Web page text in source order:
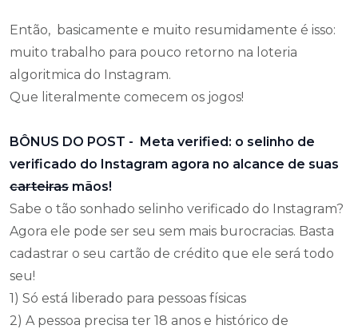
Então, basicamente e muito resumidamente é isso:
muito trabalho para pouco retorno na loteria
algoritmica do Instagram.
Que literalmente comecem os jogos!
BÔNUS DO POST - Meta verified: o selinho de
verificado do Instagram agora no alcance de suas
carteiras mãos!
Sabe o tão sonhado selinho verificado do Instagram?
Agora ele pode ser seu sem mais burocracias. Basta
cadastrar o seu cartão de crédito que ele será todo
seu!
1) Só está liberado para pessoas físicas
2) A pessoa precisa ter 18 anos e histórico de